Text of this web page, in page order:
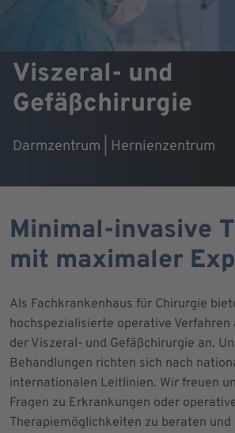
Viszeral- und
Gefäßchirurgie
Darmzentrum | Hernienzentrum
Minimal-invasive
mit maximaler
Als Fachkrankenhaus für Chirurgie
hochspezialisierte operative Verfahren
der Viszeral- und Gefäßchirurgie an.
Behandlungen richten sich nach
internationalen Leitlinien. Wir freuen
Fragen zu Erkrankungen oder
Therapiemöglichkeiten zu beraten und